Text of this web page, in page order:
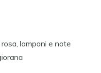
lamponi e note